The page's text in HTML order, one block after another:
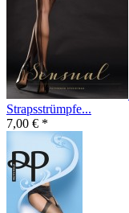
Strapsstrümpfe...
7,00 € *